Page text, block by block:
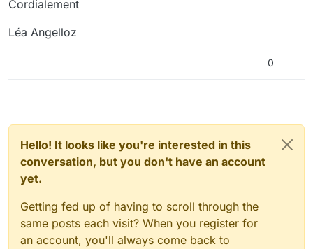
Cordialement
Léa Angelloz
0
Hello! It looks like you're interested in this
conversation, but you don't have an account
yet.
Getting fed up of having to scroll through the
same posts each visit? When you register for
an account, you'll always come back to